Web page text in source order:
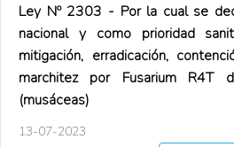
Ley Nº 2303 - Por la cual se
nacional y como prioridad
mitigación, erradicación,
marchitez por Fusarium R4T
(musáceas)
13-07-2023